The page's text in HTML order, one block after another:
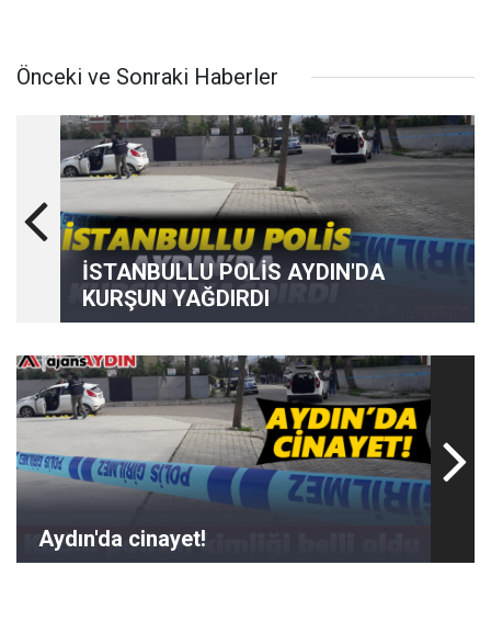
Önceki ve Sonraki Haberler
İSTANBULLU POLİS AYDIN'DA
KURŞUN YAĞDIRDI
Aydın'da cinayet!